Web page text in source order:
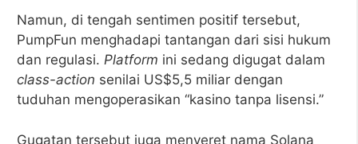
Namun, di tengah sentimen positif tersebut,
PumpFun menghadapi tantangan dari sisi hukum
dan regulasi. Platform ini sedang digugat dalam
class-action senilai US$5,5 miliar dengan
tuduhan mengoperasikan “kasino tanpa lisensi.”
Gugatan tersebut juga menyeret nama Solana